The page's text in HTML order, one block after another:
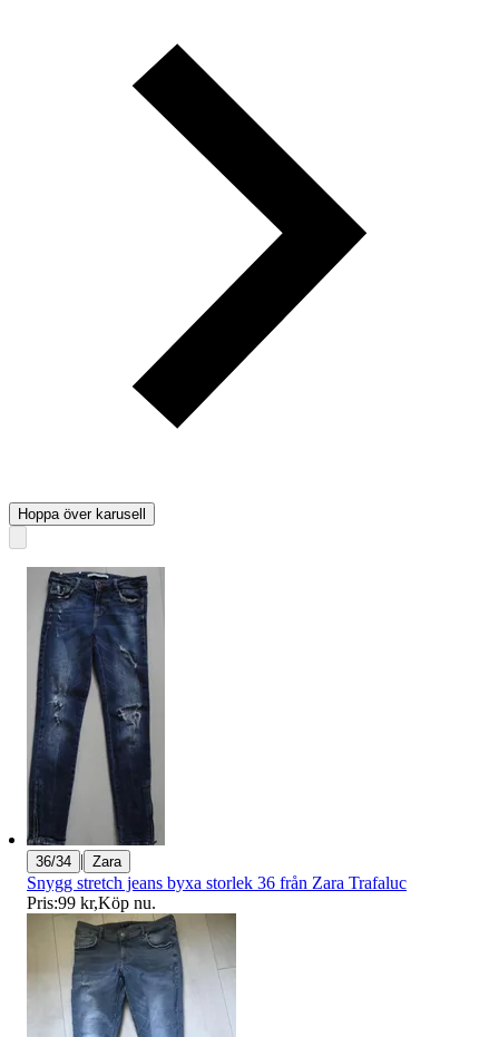
Hoppa över karusell
36/34 | Zara
Snygg stretch jeans byxa storlek 36 från Zara Trafaluc
Pris:99 kr,Köp nu.